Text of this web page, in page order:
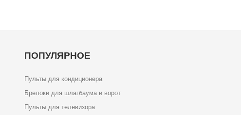
ПОПУЛЯРНОЕ
Пульты для кондиционера
Брелоки для шлагбаума и ворот
Пульты для телевизора